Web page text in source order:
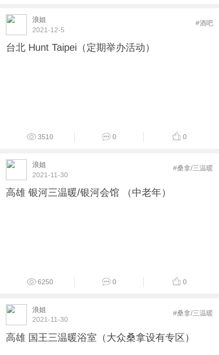
浪姐
2021-12-5
#酒吧
台北 Hunt Taipei（定期举办活动）
3510 0 0
浪姐
2021-11-30
#桑拿/三温暖
高雄 银河三温暖/银河会馆 （中老年）
6250 0 0
浪姐
2021-11-30
#桑拿/三温暖
高雄 国王三温暖浴室（大众桑拿设有专区）